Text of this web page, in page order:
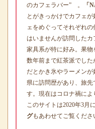
のカフェラバー” 。
「
とがきっかけでカフェ
ェをめぐってそれぞれ
はいませんが訪問した
家具系が特に好み。果物
数年前まで紅茶派でし
だとかき氷やラーメン
県に訪問歴があり、旅
す。現在はコロナ禍によ
このサイトは2020年3月
グもあわせてご覧くださ